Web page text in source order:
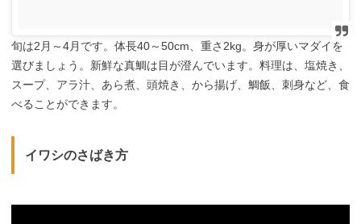
旬は2月～4月です。体長40～50cm、重さ2kg。身が厚いマダイを
選びましょう。新鮮な真鯛は目が澄んでいます。料理は、塩焼き、
スープ、アラ汁、あら煮、頭焼き、から揚げ、鯛飯、刺身など、食
べることができます。
イワシのさばき方